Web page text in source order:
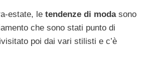
estate, le tendenze di modasono
che sono stati punto di
poi dai vari stilisti e c’è